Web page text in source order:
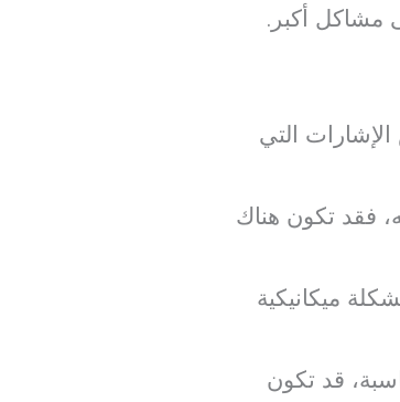
مشاكل أكبر.
التي
فقد تكون هناك
ميكانيكية
قد تكون